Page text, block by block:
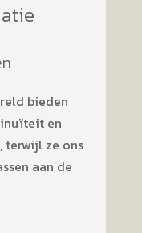
bieden
en
terwijl ze ons
aan de